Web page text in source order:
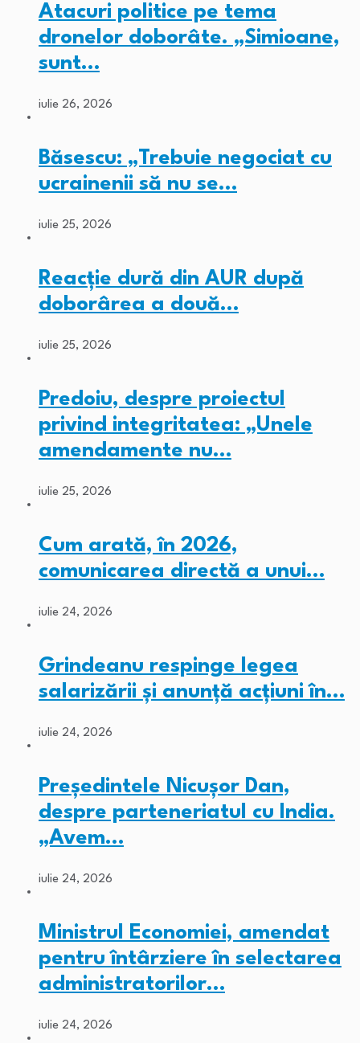
Atacuri politice pe tema
dronelor doborâte. „Simioane,
sunt…
iulie 26, 2026
Băsescu: „Trebuie negociat cu
ucrainenii să nu se…
iulie 25, 2026
Reacție dură din AUR după
doborârea a două…
iulie 25, 2026
Predoiu, despre proiectul
privind integritatea: „Unele
amendamente nu…
iulie 25, 2026
Cum arată, în 2026,
comunicarea directă a unui…
iulie 24, 2026
Grindeanu respinge legea
salarizării și anunță acțiuni în…
iulie 24, 2026
Președintele Nicușor Dan,
despre parteneriatul cu India.
„Avem…
iulie 24, 2026
Ministrul Economiei, amendat
pentru întârziere în selectarea
administratorilor…
iulie 24, 2026